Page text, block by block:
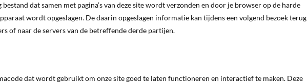
dat samen met pagina’s van deze site wordt verzonden en door je browser op de harde
wordt opgeslagen. De daarin opgeslagen informatie kan tijdens een volgend bezoek terug
of naar de servers van de betreffende derde partijen.
dat wordt gebruikt om onze site goed te laten functioneren en interactief te maken. Deze